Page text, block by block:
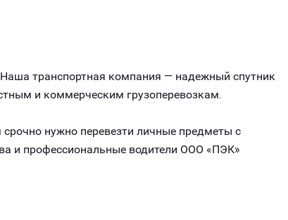
транспортная компания — надежный спутник
и коммерческим грузоперевозкам.
нужно перевезти личные предметы с
и профессиональные водители ООО «ПЭК»